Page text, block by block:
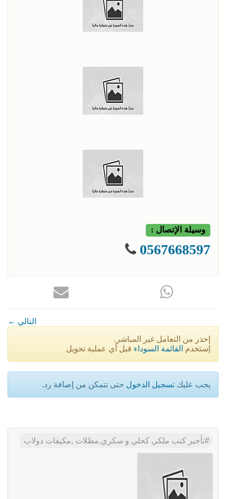
وسيلة الإتصال :
0567668597
← التالي
إحذر من التعامل غير المباشر.
إستخدم القائمة السوداء قبل أي عملية تحويل
يجب عليك تسجيل الدخول حتى تتمكن من إضافة رد.
تأجير كنب ملكي كحلي و سكري,مظلات ,مكيفات دولاب